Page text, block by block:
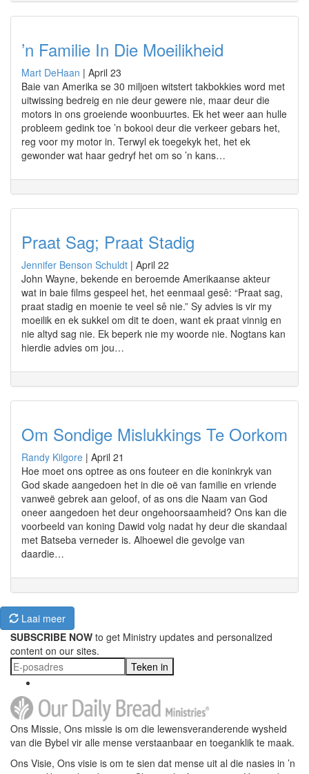
’n Familie In Die Moeilikheid
Mart DeHaan | April 23
Baie van Amerika se 30 miljoen witstert takbokkies word met
uitwissing bedreig en nie deur gewere nie, maar deur die
motors in ons groeiende woonbuurtes. Ek het weer aan hulle
probleem gedink toe ’n bokooi deur die verkeer gebars het,
reg voor my motor in. Terwyl ek toegekyk het, het ek
gewonder wat haar gedryf het om so ’n kans…
Praat Sag; Praat Stadig
Jennifer Benson Schuldt | April 22
John Wayne, bekende en beroemde Amerikaanse akteur
wat in baie films gespeel het, het eenmaal gesê: “Praat sag,
praat stadig en moenie te veel sê nie.” Sy advies is vir my
moeilik en ek sukkel om dit te doen, want ek praat vinnig en
nie altyd sag nie. Ek beperk nie my woorde nie. Nogtans kan
hierdie advies om jou…
Om Sondige Mislukkings Te Oorkom
Randy Kilgore | April 21
Hoe moet ons optree as ons fouteer en die koninkryk van
God skade aangedoen het in die oë van familie en vriende
vanweë gebrek aan geloof, of as ons die Naam van God
oneer aangedoen het deur ongehoorsaamheid? Ons kan die
voorbeeld van koning Dawid volg nadat hy deur die skandaal
met Batseba verneder is. Alhoewel die gevolge van
daardie…
Laai meer
SUBSCRIBE NOW to get Ministry updates and personalized
content on our sites.
Teken in
Ons Missie, Ons missie is om die lewensveranderende wysheid
van die Bybel vir alle mense verstaanbaar en toeganklik te maak.
Ons Visie, Ons visie is om te sien dat mense uit al die nasies in ’n